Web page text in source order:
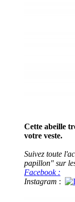
Cette abeille
votre veste.
Suivez toute
papillon" sur
Facebook :
Instagram :